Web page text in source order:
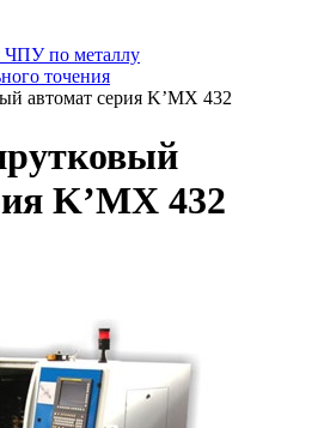
ЧПУ по металлу
точения
автомат серия K’MX 432
K’MX 432